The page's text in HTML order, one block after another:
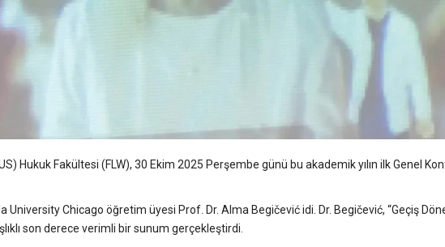
Hukuk Fakültesi (FLW), 30 Ekim 2025 Perşembe günü bu akademik yılın ilk Genel
University Chicago öğretim üyesi Prof. Dr. Alma Begičević idi. Dr. Begičević, “Geçiş
son derece verimli bir sunum gerçekleştirdi.